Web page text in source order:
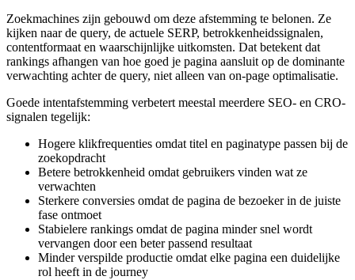
Zoekmachines zijn gebouwd om deze afstemming te belonen. Ze
kijken naar de query, de actuele SERP, betrokkenheidssignalen,
contentformaat en waarschijnlijke uitkomsten. Dat betekent dat
rankings afhangen van hoe goed je pagina aansluit op de dominante
verwachting achter de query, niet alleen van on-page optimalisatie.
Goede intentafstemming verbetert meestal meerdere SEO- en CRO-
signalen tegelijk:
Hogere klikfrequenties omdat titel en paginatype passen bij de
zoekopdracht
Betere betrokkenheid omdat gebruikers vinden wat ze
verwachten
Sterkere conversies omdat de pagina de bezoeker in de juiste
fase ontmoet
Stabielere rankings omdat de pagina minder snel wordt
vervangen door een beter passend resultaat
Minder verspilde productie omdat elke pagina een duidelijke
rol heeft in de journey